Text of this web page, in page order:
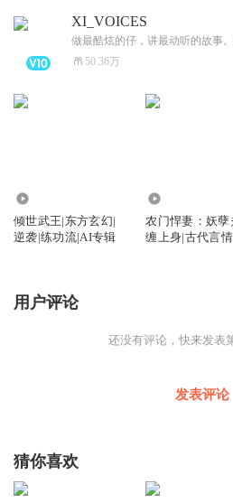
XI_VOICES
50.36万
倾世武王|东方玄幻|
逆袭|练功流|AI专辑
农门悍妻：妖孽
缠上身|古代言情|
用户评论
还没有评论，快来发表
发表评论
猜你喜欢